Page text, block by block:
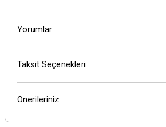
Yorumlar
Taksit Seçenekleri
Önerileriniz